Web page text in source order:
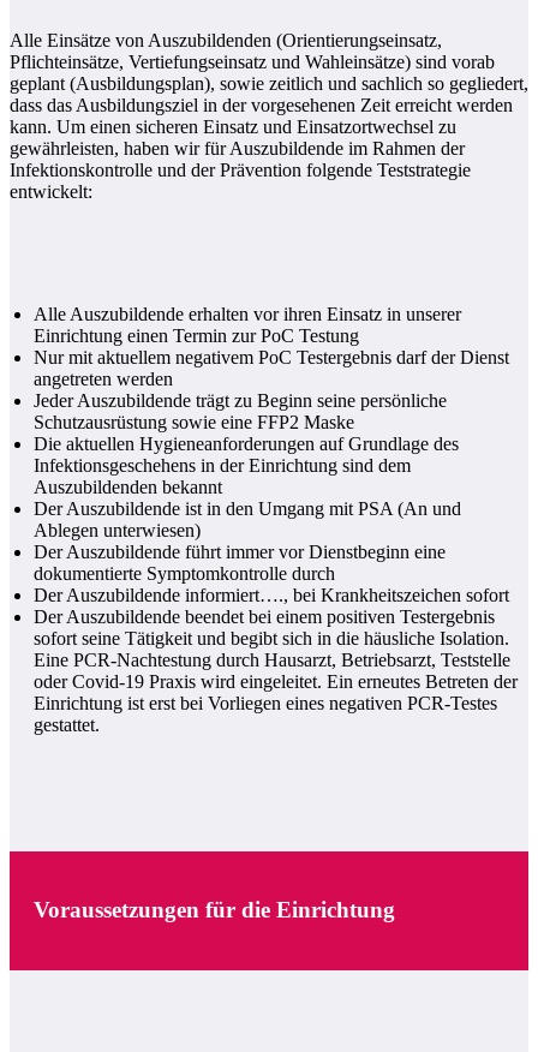
Alle Einsätze von Auszubildenden (Orientierungseinsatz,
Pflichteinsätze, Vertiefungseinsatz und Wahleinsätze) sind vorab
geplant (Ausbildungsplan), sowie zeitlich und sachlich so gegliedert,
dass das Ausbildungsziel in der vorgesehenen Zeit erreicht werden
kann. Um einen sicheren Einsatz und Einsatzortwechsel zu
gewährleisten, haben wir für Auszubildende im Rahmen der
Infektionskontrolle und der Prävention folgende Teststrategie
entwickelt:
Alle Auszubildende erhalten vor ihren Einsatz in unserer
Einrichtung einen Termin zur PoC Testung
Nur mit aktuellem negativem PoC Testergebnis darf der Dienst
angetreten werden
Jeder Auszubildende trägt zu Beginn seine persönliche
Schutzausrüstung sowie eine FFP2 Maske
Die aktuellen Hygieneanforderungen auf Grundlage des
Infektionsgeschehens in der Einrichtung sind dem
Auszubildenden bekannt
Der Auszubildende ist in den Umgang mit PSA (An und
Ablegen unterwiesen)
Der Auszubildende führt immer vor Dienstbeginn eine
dokumentierte Symptomkontrolle durch
Der Auszubildende informiert…., bei Krankheitszeichen sofort
Der Auszubildende beendet bei einem positiven Testergebnis
sofort seine Tätigkeit und begibt sich in die häusliche Isolation.
Eine PCR-Nachtestung durch Hausarzt, Betriebsarzt, Teststelle
oder Covid-19 Praxis wird eingeleitet. Ein erneutes Betreten der
Einrichtung ist erst bei Vorliegen eines negativen PCR-Testes
gestattet.
Voraussetzungen für die Einrichtung